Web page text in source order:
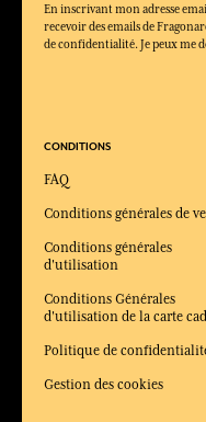
En inscrivant mon adresse
recevoir des emails de
de confidentialité. Je peux me
CONDITIONS
FAQ
Conditions générales de
Conditions générales
d'utilisation
Conditions Générales
d'utilisation de la carte
Politique de
Gestion des cookies